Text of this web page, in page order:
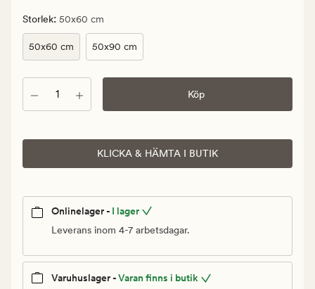
249,90
kr
Storlek: 50x60 cm
50x60 cm 50x90 cm
Antal Köp
KLICKA & HÄMTA I BUTIK
Onlinelager - I lager
Leverans inom 4-7 arbetsdagar.
Varuhuslager -Varan finns i butik